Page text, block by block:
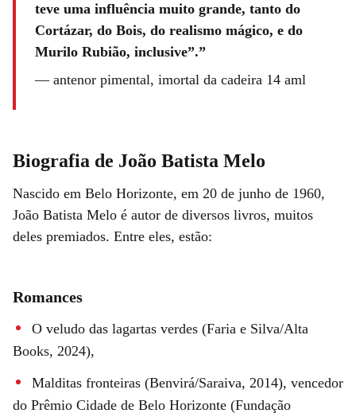
teve uma influência muito grande, tanto do
Cortázar, do Bois, do realismo mágico, e do
Murilo Rubião, inclusive”.
— antenor pimental, imortal da cadeira 14 aml
Biografia de João Batista Melo
Nascido em Belo Horizonte, em 20 de junho de 1960,
João Batista Melo é autor de diversos livros, muitos
deles premiados. Entre eles, estão:
Romances
O veludo das lagartas verdes (Faria e Silva/Alta
Books, 2024),
Malditas fronteiras (Benvirá/Saraiva, 2014), vencedor
do Prêmio Cidade de Belo Horizonte (Fundação